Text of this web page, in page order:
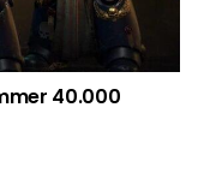
40.000